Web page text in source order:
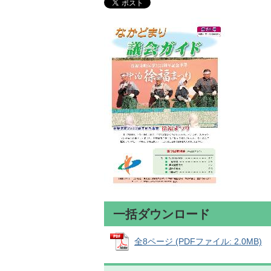
一括ダウンロード
全8ページ (PDFファイル: 2.0MB)